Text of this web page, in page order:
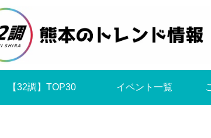
【32調】TOP30 イベント一覧